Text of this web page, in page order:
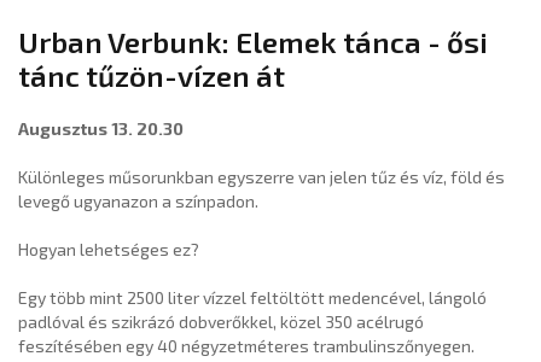
Urban Verbunk: Elemek tánca - ősi
tánc tűzön-vízen át
Augusztus 13. 20.30
Különleges műsorunkban egyszerre van jelen tűz és víz, föld és
levegő ugyanazon a színpadon.
Hogyan lehetséges ez?
Egy több mint 2500 liter vízzel feltöltött medencével, lángoló
padlóval és szikrázó dobverőkkel, közel 350 acélrugó
feszítésében egy 40 négyzetméteres trambulinszőnyegen.